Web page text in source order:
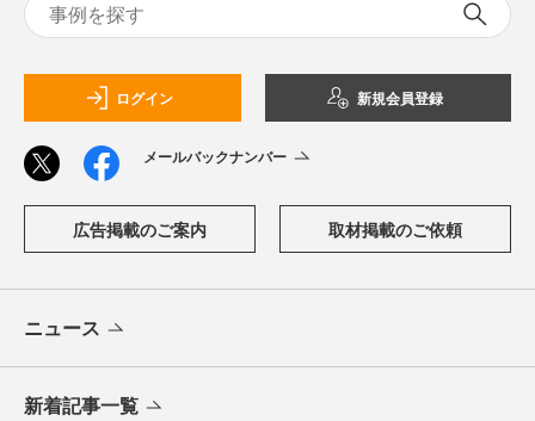
ログイン 新規会員登録
メールバックナンバー
広告掲載のご案内 取材掲載のご依頼
ニュース
新着記事一覧